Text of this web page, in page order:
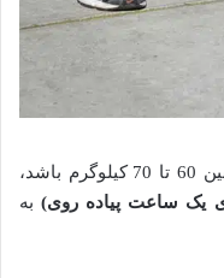
اگر وزن شما موقع شروع پیاده روی بین 60 تا 70 کیلوگرم باشد،
یک ساعت پیاده روی)به